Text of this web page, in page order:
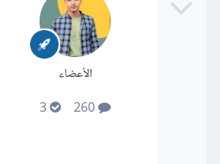
الأعضاء